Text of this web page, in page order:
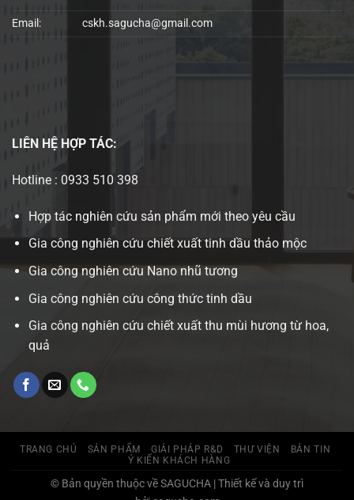
Email: cskh.sagucha@gmail.com
LIÊN HỆ HỢP TÁC:
Hotline : 0933 510 398
Hợp tác nghiên cứu sản phẩm mới theo yêu cầu
Gia công nghiên cứu chiết xuất tinh dầu thảo mộc
Gia công nghiên cứu Nano nhũ tương
Gia công nghiên cứu công thức tinh dầu
Gia công nghiên cứu chiết xuất thu mùi hương từ hoa,
quả
TRANG CHỦ SẢN PHẨM GIẢI PHÁP R&D THƯ VIỆN
BẢN TIN
Ý KIẾN KHÁCH HÀNG
© Bản quyền thuộc về SAGUCHA | Thiết kế và duy trì